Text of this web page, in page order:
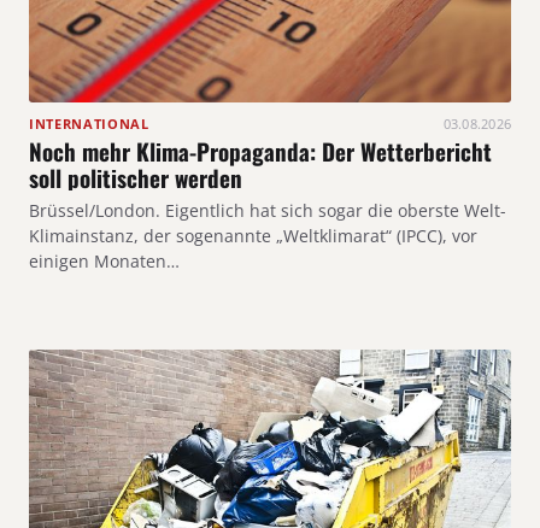
INTERNATIONAL 03.08.2026
Noch mehr Klima-Propaganda: Der Wetterbericht
soll politischer werden
Brüssel/London. Eigentlich hat sich sogar die oberste Welt-
Klimainstanz, der sogenannte „Weltklimarat“ (IPCC), vor
einigen Monaten…